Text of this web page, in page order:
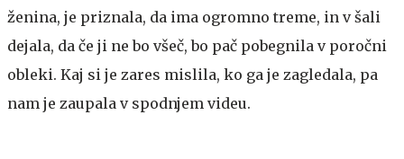
ženina, je priznala, da ima ogromno treme, in v šali
dejala, da če ji ne bo všeč, bo pač pobegnila v poročni
obleki. Kaj si je zares mislila, ko ga je zagledala, pa
nam je zaupala v spodnjem videu.